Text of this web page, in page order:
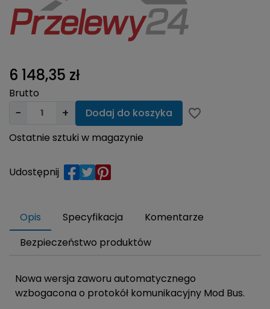
6 148,35 zł
Brutto
− + Dodaj do koszyka favorite_border
Ostatnie sztuki w magazynie
Udostępnij
Opis Specyfikacja
Komentarze
Bezpieczeństwo produktów
Nowa wersja zaworu automatycznego
wzbogacona o protokół komunikacyjny Mod Bus.